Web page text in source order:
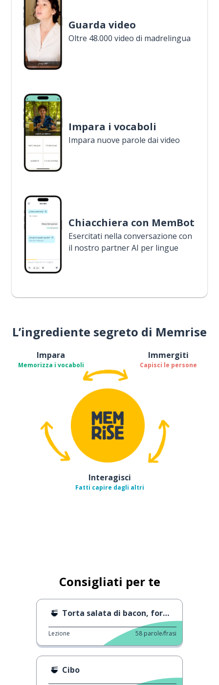
Guarda video
Oltre 48.000 video di madrelingua
Impara i vocaboli
Impara nuove parole dai video
Chiacchiera con MemBot
Esercitati nella conversazione con
il nostro partner AI per lingue
L’ingrediente segreto di Memrise
Impara
Memorizza i vocaboli
Immergiti
Capisci le persone
Interagisci
Fatti capire dagli altri
Consigliati per te
Torta salata di bacon, formaggio e patate
Lezione 58 parole/frasi
Cibo